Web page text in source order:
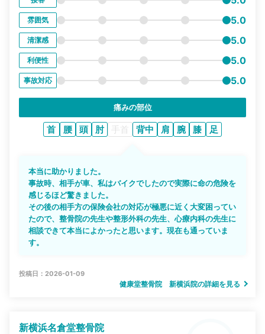
雰囲気 5.0
清潔感 5.0
利便性 5.0
事故対応 5.0
痛みの部位
首 腰 頭 肘 手首 背中 肩 腕 膝 足
本当に助かりました。
事故時、相手が車、私はバイクでしたので実際に命の危険を
感じるほど驚きました。
その後の相手方の保険会社の対応が極悪に近く大変困ってい
たので、整骨院の先生や整形外科の先生、心療内科の先生に
相談できて本当によかったと思います。現在も通っていま
す。
投稿日：2026-01-09
健康堂整骨院 新横浜院の詳細を見る
新横浜名倉堂整骨院